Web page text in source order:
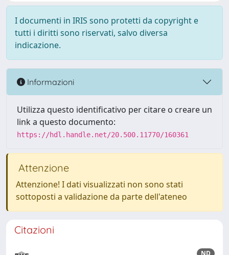
I documenti in IRIS sono protetti da copyright e
tutti i diritti sono riservati, salvo diversa
indicazione.
Informazioni
Utilizza questo identificativo per citare o creare un
link a questo documento:
https://hdl.handle.net/20.500.11770/160361
Attenzione
Attenzione! I dati visualizzati non sono stati
sottoposti a validazione da parte dell'ateneo
Citazioni